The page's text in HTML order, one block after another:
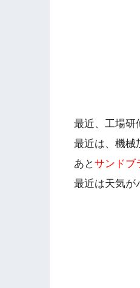
最近、工場研
最近は、機
あとサンドブ
最近は天気が